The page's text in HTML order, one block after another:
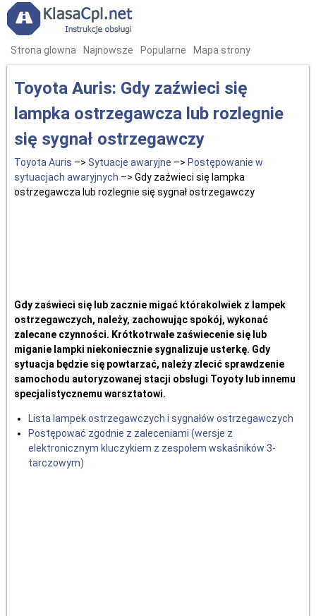
Strona glowna Najnowsze Popularne Mapa strony
Toyota Auris: Gdy zaźwieci się
lampka ostrzegawcza lub rozlegnie
się sygnał ostrzegawczy
Toyota Auris –> Sytuacje awaryjne –> Postępowanie w
sytuacjach awaryjnych –> Gdy zaźwieci się lampka
ostrzegawcza lub rozlegnie się sygnał ostrzegawczy
Gdy zaświeci się lub zacznie migać którakolwiek z lampek
ostrzegawczych, należy, zachowując spokój, wykonać
zalecane czynności. Krótkotrwałe zaświecenie się lub
miganie lampki niekoniecznie sygnalizuje usterkę. Gdy
sytuacja będzie się powtarzać, należy zlecić sprawdzenie
samochodu autoryzowanej stacji obsługi Toyoty lub innemu
specjalistycznemu warsztatowi.
Lista lampek ostrzegawczych i sygnałów ostrzegawczych
Postępować zgodnie z zaleceniami (wersje z
elektronicznym kluczykiem z zespołem wskaśników 3-
tarczowym)